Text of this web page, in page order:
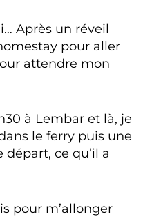
Après un réveil
pour aller
attendre mon
à Lembar et là, je
le ferry puis une
ce qu’il a
pour m’allonger